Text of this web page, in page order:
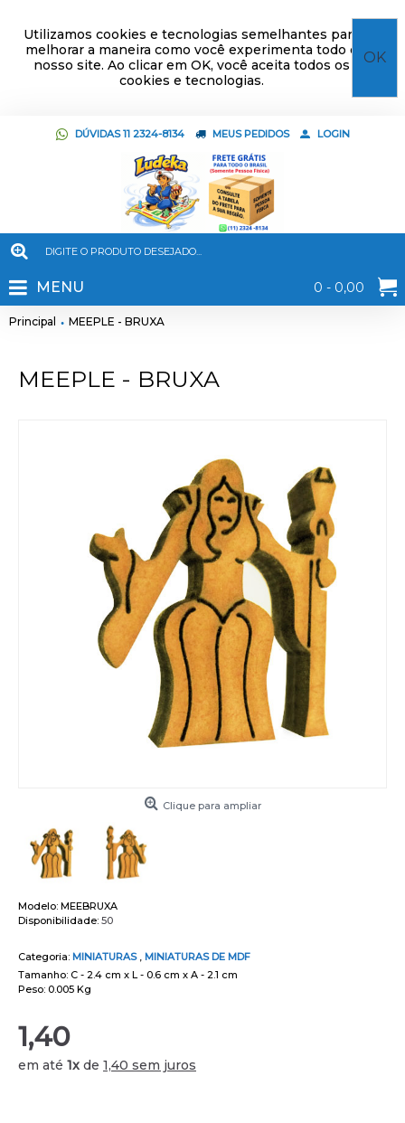
Utilizamos cookies e tecnologias semelhantes para
melhorar a maneira como você experimenta todo o
nosso site. Ao clicar em OK, você aceita todos os
cookies e tecnologias.
OK
DÚVIDAS 11 2324-8134 MEUS PEDIDOS LOGIN
0 - 0,00
MENU
Principal MEEPLE - BRUXA
MEEPLE - BRUXA
Clique para ampliar
Modelo: MEEBRUXA
Disponibilidade: 50
Categoria: MINIATURAS MINIATURAS DE MDF
Tamanho: C - 2.4 cm x L - 0.6 cm x A - 2.1 cm
Peso: 0.005 Kg
1,40
em até 1x de 1,40 sem juros